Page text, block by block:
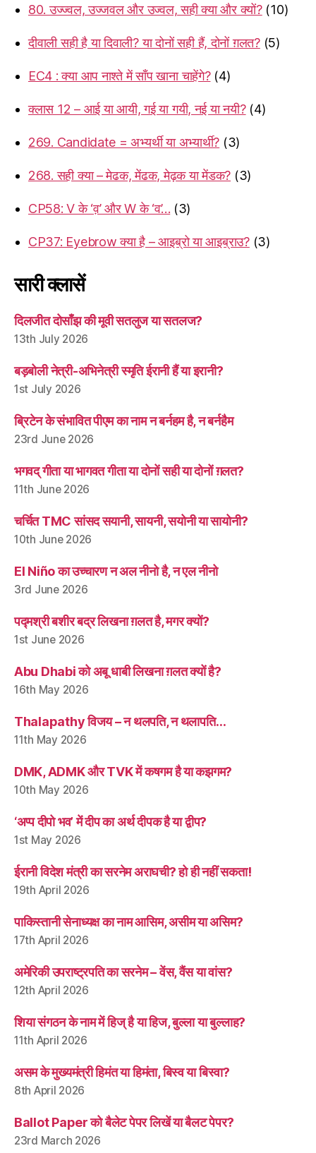
80. उज्ज्वल, उज्जवल और उज्वल, सही क्या और क्यों? (10)
दीवाली सही है या दिवाली? या दोनों सही हैं, दोनों ग़लत? (5)
EC4 : क्या आप नाश्ते में साँप खाना चाहेंगे? (4)
क्लास 12 – आई या आयी, गई या गयी, नई या नयी? (4)
269. Candidate = अभ्यर्थी या अभ्यार्थी? (3)
268. सही क्या – मेढक, मेंढक, मेढ़क या मेंडक? (3)
CP58: V के ‘व़’ और W के ‘व’… (3)
CP37: Eyebrow क्या है – आइब्रो या आइब्राउ? (3)
सारी क्लासें
दिलजीत दोसाँझ की मूवी सतलुज या सतलज?
13th July 2026
बड़बोली नेत्री-अभिनेत्री स्मृति ईरानी हैं या इरानी?
1st July 2026
ब्रिटेन के संभावित पीएम का नाम न बर्नहम है, न बर्नहैम
23rd June 2026
भगवद् गीता या भागवत गीता या दोनों सही या दोनों ग़लत?
11th June 2026
चर्चित TMC सांसद सयानी, सायनी, सयोनी या सायोनी?
10th June 2026
El Niño का उच्चारण न अल नीनो है, न एल नीनो
3rd June 2026
पद्मश्री बशीर बद्र लिखना ग़लत है, मगर क्यों?
1st June 2026
Abu Dhabi को अबू धाबी लिखना ग़लत क्यों है?
16th May 2026
Thalapathy विजय – न थलपति, न थलापति…
11th May 2026
DMK, ADMK और TVK में कषगम है या कझगम?
10th May 2026
‘अप्प दीपो भव’ में दीप का अर्थ दीपक है या द्वीप?
1st May 2026
ईरानी विदेश मंत्री का सरनेम अराघची? हो ही नहीं सकता!
19th April 2026
पाकिस्तानी सेनाध्यक्ष का नाम आसिम, असीम या असिम?
17th April 2026
अमेरिकी उपराष्ट्रपति का सरनेम – वेंस, वैंस या वांस?
12th April 2026
शिया संगठन के नाम में हिज् है या हिज, बुल्ला या बुल्लाह?
11th April 2026
असम के मुख्यमंत्री हिमंत या हिमंता, बिस्व या बिस्वा?
8th April 2026
Ballot Paper को बैलेट पेपर लिखें या बैलट पेपर?
23rd March 2026